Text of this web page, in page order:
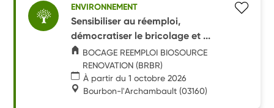
ENVIRONNEMENT
Sensibiliser au réemploi,
démocratiser le bricolage et ...
BOCAGE REEMPLOI BIOSOURCE
RENOVATION (BRBR)
À partir du 1 octobre 2026
Bourbon-l'Archambault (03160)